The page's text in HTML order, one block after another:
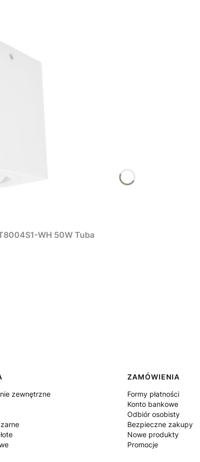
WH 50W Tuba
zewnętrzne
ZAMÓWIENIA
Formy płatności
Konto bankowe
Odbiór osobisty
Bezpieczne zakupy
Nowe produkty
Promocje